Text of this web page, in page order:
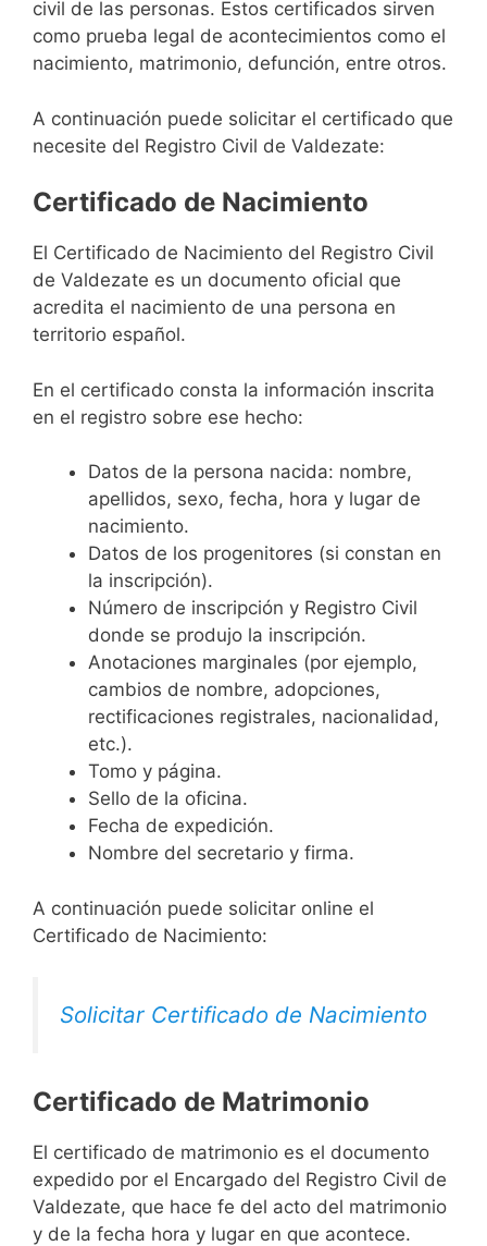
civil de las personas. Estos certificados sirven
como prueba legal de acontecimientos como el
nacimiento, matrimonio, defunción, entre otros.
A continuación puede solicitar el certificado que
necesite del Registro Civil de Valdezate:
Certificado de Nacimiento
El Certificado de Nacimiento del Registro Civil
de Valdezate es un documento oficial que
acredita el nacimiento de una persona en
territorio español.
En el certificado consta la información inscrita
en el registro sobre ese hecho:
Datos de la persona nacida: nombre,
apellidos, sexo, fecha, hora y lugar de
nacimiento.
Datos de los progenitores (si constan en
la inscripción).
Número de inscripción y Registro Civil
donde se produjo la inscripción.
Anotaciones marginales (por ejemplo,
cambios de nombre, adopciones,
rectificaciones registrales, nacionalidad,
etc.).
Tomo y página.
Sello de la oficina.
Fecha de expedición.
Nombre del secretario y firma.
A continuación puede solicitar online el
Certificado de Nacimiento:
Solicitar Certificado de Nacimiento
Certificado de Matrimonio
El certificado de matrimonio es el documento
expedido por el Encargado del Registro Civil de
Valdezate, que hace fe del acto del matrimonio
y de la fecha hora y lugar en que acontece.